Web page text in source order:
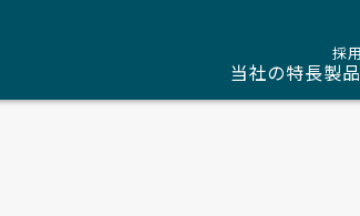
採
当社の特長製品